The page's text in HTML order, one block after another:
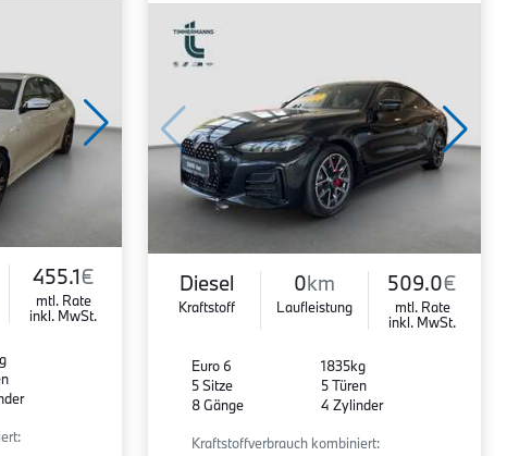
455.1€
mtl. Rate
inkl. MwSt.
Diesel
Kraftstoff
0km
Laufleistung
509.0€
mtl. Rate
inkl. MwSt.
Euro 6
5 Sitze
8 Gänge
1835kg
5 Türen
4 Zylinder
Kraftstoffverbrauch kombiniert: